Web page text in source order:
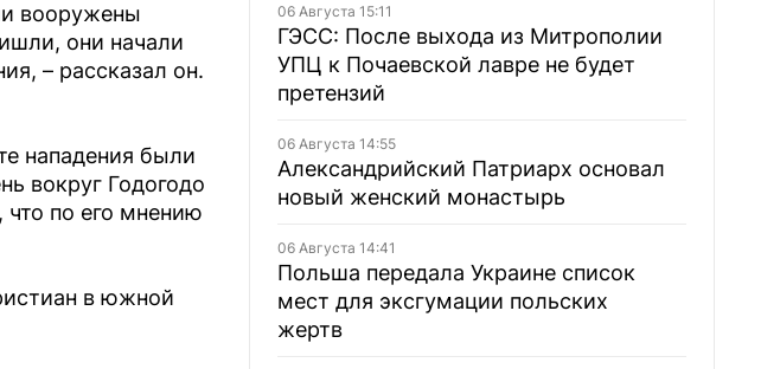
вооружены
они начали
– рассказал он.
нападения были
вокруг Годогодо
по его мнению
в южной
06 Августа 15:11
ГЭСС: После выхода из Митрополии
УПЦ к Почаевской лавре не будет
претензий
06 Августа 14:55
Александрийский Патриарх основал
новый женский монастырь
06 Августа 14:41
Польша передала Украине список
мест для эксгумации польских
жертв